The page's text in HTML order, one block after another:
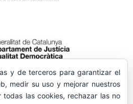
y de terceros para garantizar el
medir su uso y mejorar nuestros
todas las cookies, rechazar las no